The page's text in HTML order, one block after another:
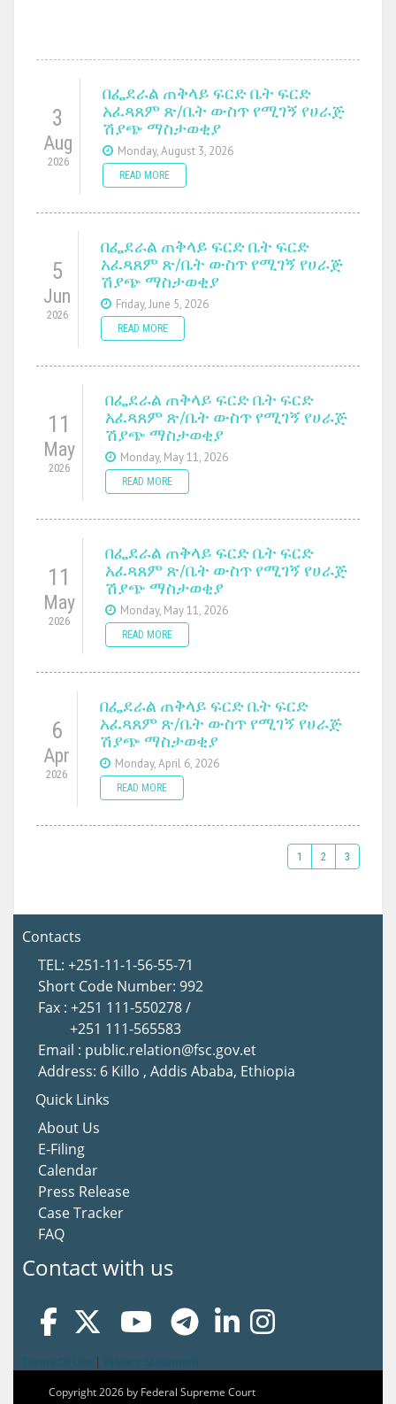
3
Aug
2026
በፌደራል ጠቅላይ ፍርድ ቤት ፍርድ
አፈጻጸም ጽ/ቤት ውስጥ የሚገኝ የሀራጅ
ሽያጭ ማስታወቂያ
Monday, August 3, 2026
READ MORE
5
Jun
2026
በፌደራል ጠቅላይ ፍርድ ቤት ፍርድ
አፈጻጸም ጽ/ቤት ውስጥ የሚገኝ የሀራጅ
ሽያጭ ማስታወቂያ
Friday, June 5, 2026
READ MORE
11
May
2026
በፌደራል ጠቅላይ ፍርድ ቤት ፍርድ
አፈጻጸም ጽ/ቤት ውስጥ የሚገኝ የሀራጅ
ሽያጭ ማስታወቂያ
Monday, May 11, 2026
READ MORE
11
May
2026
በፌደራል ጠቅላይ ፍርድ ቤት ፍርድ
አፈጻጸም ጽ/ቤት ውስጥ የሚገኝ የሀራጅ
ሽያጭ ማስታወቂያ
Monday, May 11, 2026
READ MORE
6
Apr
2026
በፌደራል ጠቅላይ ፍርድ ቤት ፍርድ
አፈጻጸም ጽ/ቤት ውስጥ የሚገኝ የሀራጅ
ሽያጭ ማስታወቂያ
Monday, April 6, 2026
READ MORE
1 2 3
Contacts
TEL: +251-11-1-56-55-71
Short Code Number: 992
Fax : +251 111-550278 /
+251 111-565583
Email : public.relation@fsc.gov.et
Address: 6 Killo , Addis Ababa, Ethiopia
Quick Links
About Us
E-Filing
Calendar
Press Release
Case Tracker
FAQ
Contact with us
|
Copyright 2026 by Federal Supreme Court